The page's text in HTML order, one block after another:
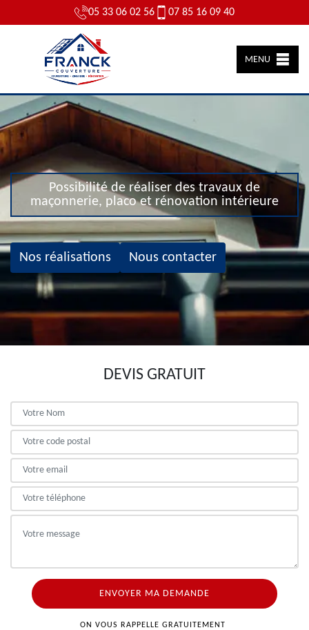
05 33 06 02 56 07 85 16 09 40
MENU
Possibilité de réaliser des travaux de
maçonnerie, placo et rénovation intérieure
Nos réalisations Nous contacter
DEVIS GRATUIT
ON VOUS RAPPELLE GRATUITEMENT